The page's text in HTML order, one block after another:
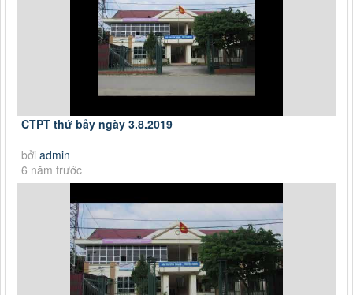
CTPT thứ bảy ngày 3.8.2019
bởi admin
6 năm trước